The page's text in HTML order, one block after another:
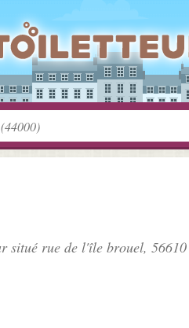
situé rue de l'île brouel, 56610